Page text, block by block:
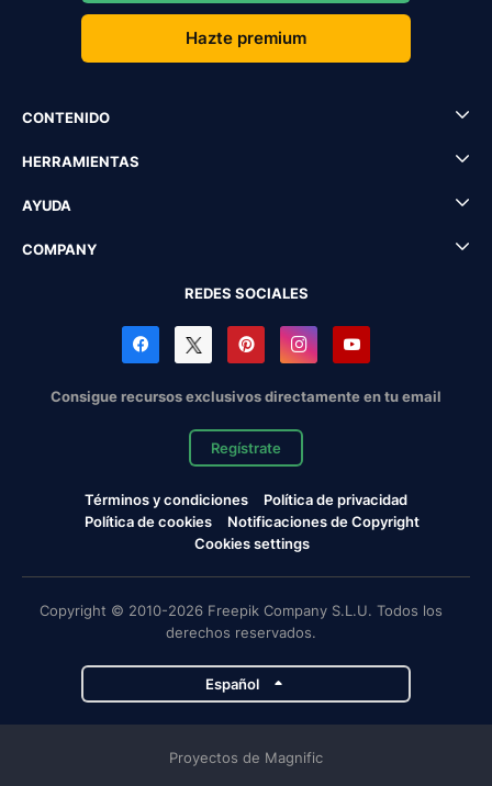
Hazte premium
CONTENIDO
HERRAMIENTAS
AYUDA
COMPANY
REDES SOCIALES
Consigue recursos exclusivos directamente en tu email
Regístrate
Términos y condiciones
Política de privacidad
Política de cookies
Notificaciones de Copyright
Cookies settings
Copyright © 2010-2026 Freepik Company S.L.U. Todos los
derechos reservados.
Español
Proyectos de Magnific